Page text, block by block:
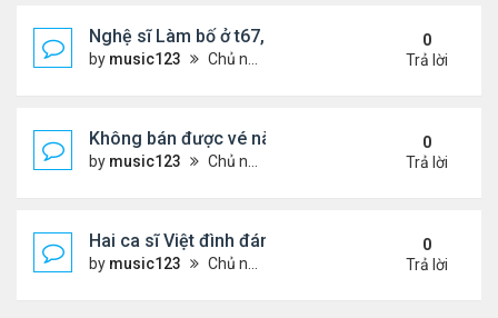
Nghệ sĩ Làm bố ở t67, mê dưỡng da chẳng kém
by music123 Chủ nhật Tháng 7 26, 2026 3:41 pm
0
Trả lời
Không bán được vé nào, 1 phim Việt rời rạp
by music123 Chủ nhật Tháng 7 26, 2026 3:28 pm
0
Trả lời
Hai ca sĩ Việt đình đám không phải vợ chồng vẫn
by music123 Chủ nhật Tháng 7 26, 2026 2:51 pm
0
Trả lời